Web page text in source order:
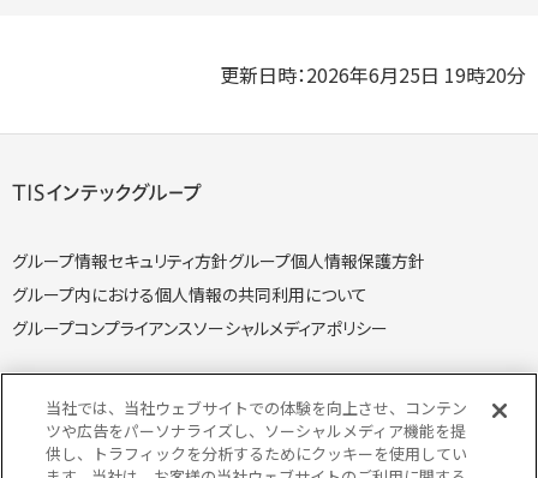
更新日時：2026年6月25日 19時20分
グループ情報セキュリティ方針グループ個人情報保護方針
グループ内における個人情報の共同利用について
グループコンプライアンスソーシャルメディアポリシー
個人情報保護方針個人情報の取り扱いについて
当社では、当社ウェブサイトでの体験を向上させ、コンテン
ツや広告をパーソナライズし、ソーシャルメディア機能を提
供し、トラフィックを分析するためにクッキーを使用してい